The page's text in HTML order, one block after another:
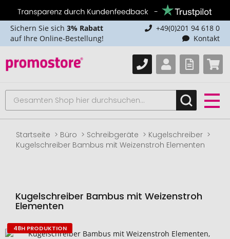
Sichern Sie sich 3% Rabatt
auf Ihre Online-Bestellung!
+49(0)201 94 618 0
Kontakt
Startseite Büro Schreibgeräte
Kugelschreiber
Kugelschreiber Bambus mit Weizenstroh Elementen
Kugelschreiber Bambus mit Weizenstroh
Elementen
Zum
48H PRODUKTION